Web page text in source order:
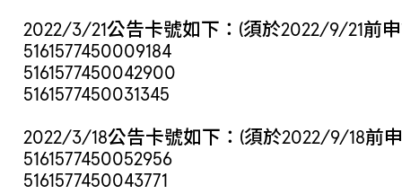
2022/3/21公告卡號如下：(須於2022/9/21前
5161577450009184
5161577450042900
5161577450031345
2022/3/18公告卡號如下：(須於2022/9/18前
5161577450052956
5161577450043771